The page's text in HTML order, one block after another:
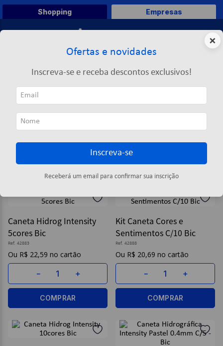
Shopping Empresas
BIC
BIC
35produtos
Caneta Hidrog Intensity
5cores Bic
Ref. 42883
R$ 22,59
＋
－
COMPRAR
Kit Caneta Cores e
Sentimentos C/10 Bic
Ref. 42888
R$ 20,69
＋
－
COMPRAR
×
Ofertas e novidades
Inscreva-se e receba descontos exclusivos!
Inscreva-se
Receberá um email para confirmar sua inscrição
TERMOS MAIS BUSCADOS
4º
saco lixo
fita
8º
papel higienico
9º
caderno
10º post it